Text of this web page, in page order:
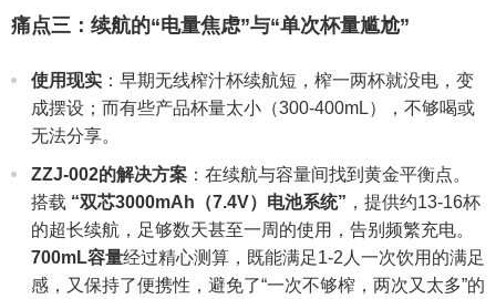
痛点三：续航的“电量焦虑”与“单次杯量尴尬”
使用现实 ：早期无线榨汁杯续航短，榨一两杯就没电，变
成摆设；而有些产品杯量太小（300-400mL），不够喝或
无法分享。
ZZJ-002的解决方案 ：在续航与容量间找到黄金平衡点。
搭载 “双芯3000mAh（7.4V）电池系统” ，提供约13-16杯
的超长续航，足够数天甚至一周的使用，告别频繁充电。
700mL容量经过精心测算，既能满足1-2人一次饮用的满足
感，又保持了便携性，避免了“一次不够榨，两次又太多”的